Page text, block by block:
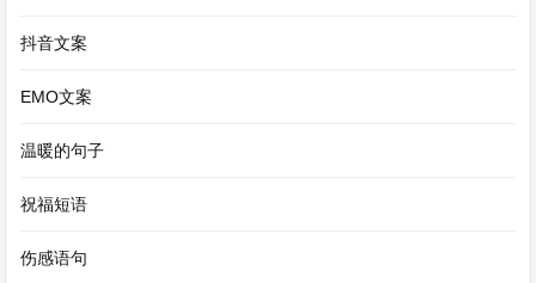
抖音文案
EMO文案
温暖的句子
祝福短语
伤感语句